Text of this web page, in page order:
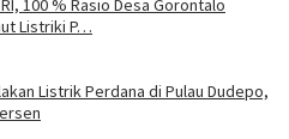
100 % Rasio Desa Gorontalo
Listriki P…
Listrik Perdana di Pulau Dudepo,